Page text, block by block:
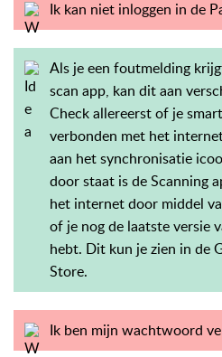
Ik kan niet inloggen in de
Als je een foutmelding
scan app, kan dit aan
Check allereerst of je
verbonden met het
aan het synchronisatie
door staat is de Scanning
het internet door middel
of je nog de laatste versie
hebt. Dit kun je zien in de
Store.
Ik ben mijn wachtwoord